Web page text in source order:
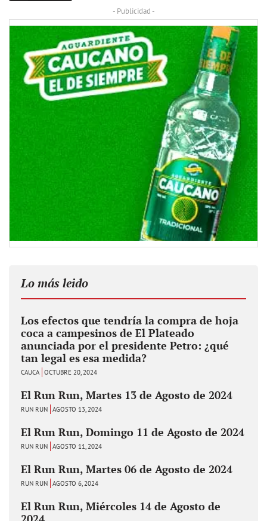
- Publicidad -
Lo más leido
Los efectos que tendría la compra de hoja
coca a campesinos de El Plateado
anunciada por el presidente Petro: ¿qué
tan legal es esa medida?
CAUCA OCTUBRE 20, 2024
El Run Run, Martes 13 de Agosto de 2024
RUN RUN AGOSTO 13, 2024
El Run Run, Domingo 11 de Agosto de 2024
RUN RUN AGOSTO 11, 2024
El Run Run, Martes 06 de Agosto de 2024
RUN RUN AGOSTO 6, 2024
El Run Run, Miércoles 14 de Agosto de